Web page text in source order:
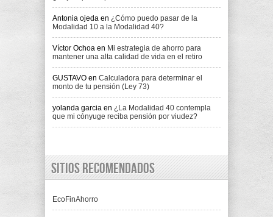
Antonia ojeda en ¿Cómo puedo pasar de la
Modalidad 10 a la Modalidad 40?
Víctor Ochoa en Mi estrategia de ahorro para
mantener una alta calidad de vida en el retiro
GUSTAVO en Calculadora para determinar el
monto de tu pensión (Ley 73)
yolanda garcia en ¿La Modalidad 40 contempla
que mi cónyuge reciba pensión por viudez?
Sitios recomendados
EcoFinAhorro